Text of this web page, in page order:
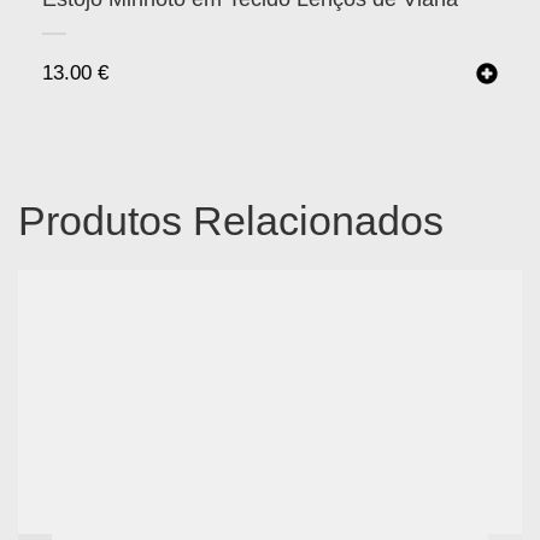
13.00 €
Produtos Relacionados